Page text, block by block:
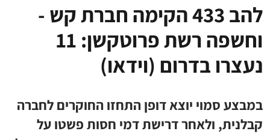
להב 433 הקימה חברת קש -
וחשפה רשת פרוטקשן: 11
נעצרו בדרום (וידאו)
במבצע סמוי יוצא דופן התחזו החוקרים לחברה
קבלנית, ולאחר דרישת דמי חסות פשטו על